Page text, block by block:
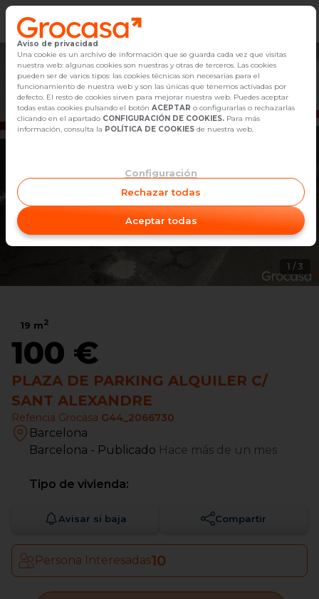
Vender
Buscar Inmuebles
Alquiler
Empleo
Oficinas
Contacto
1 / 3
19 m2
100 €
PLAZA DE PARKING ALQUILER C/
SANT ALEXANDRE
Refencia Grocasa G44_2066730
Barcelona
Barcelona - Publicado Hace más de un mes
Tipo de vivienda:
Avisar si baja Compartir
Persona Interesadas10
Aviso de privacidad
Una cookie es un archivo de información que se guarda cada vez que visitas
nuestra web: algunas cookies son nuestras y otras de terceros. Las cookies
pueden ser de varios tipos: las cookies técnicas son necesarias para el
funcionamiento de nuestra web y son las únicas que tenemos activadas por
defecto. El resto de cookies sirven para mejorar nuestra web. Puedes aceptar
todas estas cookies pulsando el botón ACEPTAR o configurarlas o rechazarlas
clicando en el apartado CONFIGURACIÓN DE COOKIES. Para más
información, consulta la POLÍTICA DE COOKIES de nuestra web.
Configuración
Rechazar todas
Aceptar todas